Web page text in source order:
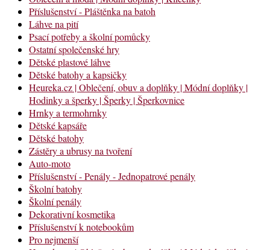
Příslušenství - Pláštěnka na batoh
Láhve na pití
Psací potřeby a školní pomůcky
Ostatní společenské hry
Dětské plastové láhve
Dětské batohy a kapsičky
Heureka.cz | Oblečení, obuv a doplňky | Módní doplňky |
Hodinky a šperky | Šperky | Šperkovnice
Hrnky a termohrnky
Dětské kapsáře
Dětské batohy
Zástěry a ubrusy na tvoření
Auto-moto
Příslušenství - Penály - Jednopatrové penály
Školní batohy
Školní penály
Dekorativní kosmetika
Příslušenství k notebookům
Pro nejmenší